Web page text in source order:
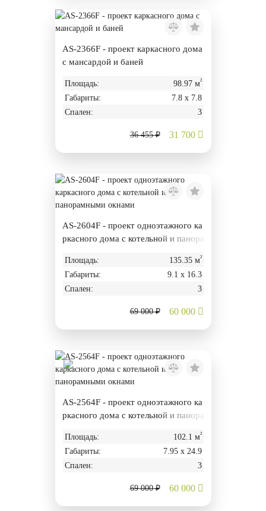
AS-2366F - проект каркасного дома
с мансардой и баней
Площадь: 98.97 м²
Габариты:
7.8 х 7.8
Спален:
3
36 455 ₽ 31 700
AS-2604F - проект одноэтажного ка
ркасного дома с котельной и панора
Площадь: 135.35 м²
Габариты:
9.1 х 16.3
Спален:
3
69 000 ₽ 60 000
AS-2564F - проект одноэтажного ка
ркасного дома с котельной и панора
Площадь: 102.1 м²
Габариты:
7.95 х 24.9
Спален:
3
69 000 ₽ 60 000